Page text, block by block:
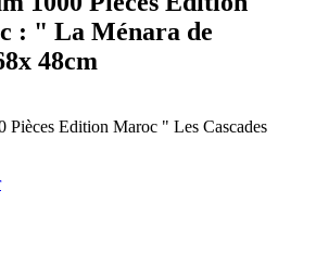
: " La Ménara de
48cm